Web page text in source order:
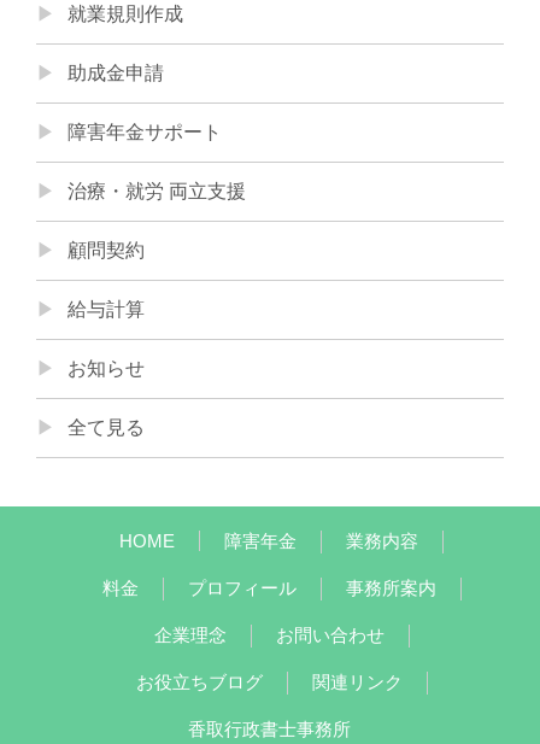
就業規則作成
助成金申請
障害年金サポート
治療・就労 両立支援
顧問契約
給与計算
お知らせ
全て見る
HOME 障害年金 業務内容
料金 プロフィール 事務所案内
企業理念 お問い合わせ
お役立ちブログ 関連リンク
香取行政書士事務所